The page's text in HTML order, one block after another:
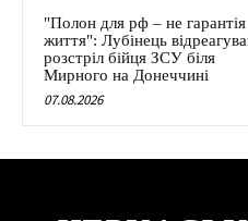
"Полон для рф – не гарантія
життя": Лубінець
розстріл бійця ЗСУ біля
Мирного на Донеччині
07.08.2026